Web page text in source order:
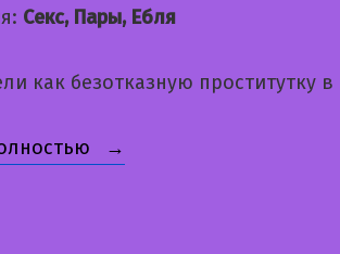
Секс, Пары, Ебля
как безотказную проститутку в
«Ангелина»